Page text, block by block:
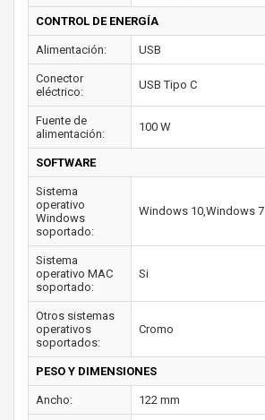
CONTROL DE ENERGÍA
Alimentación: USB
Conector
eléctrico:
USB Tipo C
Fuente de
alimentación:
100 W
SOFTWARE
Sistema
operativo
Windows
soportado:
Windows 10,Windows 7
Sistema
operativo MAC
soportado:
Si
Otros sistemas
operativos
soportados:
Cromo
PESO Y DIMENSIONES
Ancho: 122 mm